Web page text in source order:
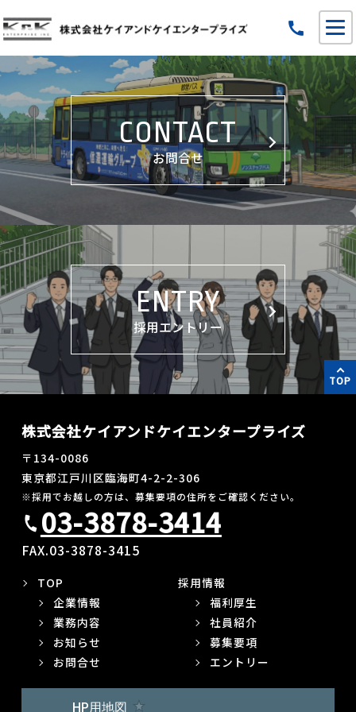
call
CONTACT
お問合せ
ENTRY
採用エントリー
TOP
株式会社ケイアンドケイエンタープライズ
〒134-0086
東京都江戸川区臨海町4-2-2-306
※採用でお越しの方は、募集要項の住所をご確認ください。
call03-3878-3414
FAX.03-3878-3415
TOP
企業情報
業務内容
お知らせ
お問合せ
採用情報
福利厚生
社員紹介
募集要項
エントリー